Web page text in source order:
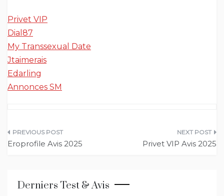
Privet VIP
Dial87
My Transsexual Date
Jtaimerais
Edarling
Annonces SM
Navigation
Eroprofile Avis 2025 Privet VIP Avis 2025
Derniers Test & Avis